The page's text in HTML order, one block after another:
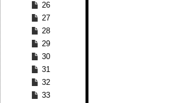
26
27
28
29
30
31
32
33